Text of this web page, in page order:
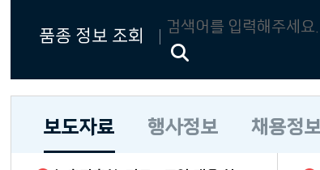
품종 정보 조회
보도자료 행사정보 채용정